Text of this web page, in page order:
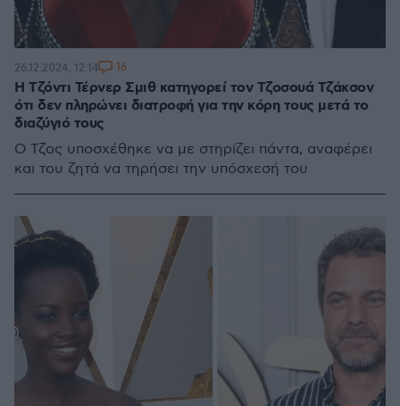
Η Τζόντι Τέρνερ Σμιθ κατηγορεί τον Τζοσουά Τζάκσον
ότι δεν πληρώνει διατροφή για την κόρη τους μετά το
διαζύγιό τους
Ο Τζος υποσχέθηκε να με στηρίζει πάντα, αναφέρει
και του ζητά να τηρήσει την υπόσχεσή του
26.12.2024, 12:14 16